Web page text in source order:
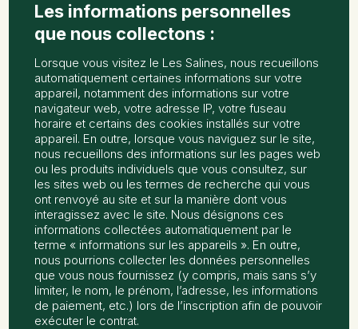
Les informations personnelles
que nous collectons :
Lorsque vous visitez le Les Salines, nous recueillons
automatiquement certaines informations sur votre
appareil, notamment des informations sur votre
navigateur web, votre adresse IP, votre fuseau
horaire et certains des cookies installés sur votre
appareil. En outre, lorsque vous naviguez sur le site,
nous recueillons des informations sur les pages web
ou les produits individuels que vous consultez, sur
les sites web ou les termes de recherche qui vous
ont renvoyé au site et sur la manière dont vous
interagissez avec le site. Nous désignons ces
informations collectées automatiquement par le
terme « informations sur les appareils ». En outre,
nous pourrions collecter les données personnelles
que vous nous fournissez (y compris, mais sans s’y
limiter, le nom, le prénom, l’adresse, les informations
de paiement, etc.) lors de l’inscription afin de pouvoir
exécuter le contrat.